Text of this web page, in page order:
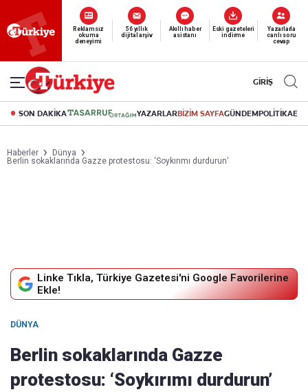
Reklamsız
okuma
deneyimi
56 yıllık
dijital arşiv
Akıllı haber
asistanı
Eski gazeteleri
indirme
Yazarlarla
canlı soru
cevap
GİRİŞ
SON DAKİKA YAZARLARBİZİM SAYFAGÜNDEMPOLİTİKA
Haberler
Dünya
Berlin sokaklarında Gazze protestosu: ‘Soykırımı durdurun’
Linke Tıkla, Türkiye Gazetesi'ni Google Favorilerine
Ekle!
DÜNYA
Berlin sokaklarında Gazze
protestosu: ‘Soykırımı durdurun’